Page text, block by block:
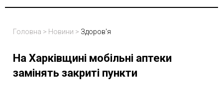
Головна > Новини > Здоров'я
На Харківщині мобільні аптеки
замінять закриті пункти